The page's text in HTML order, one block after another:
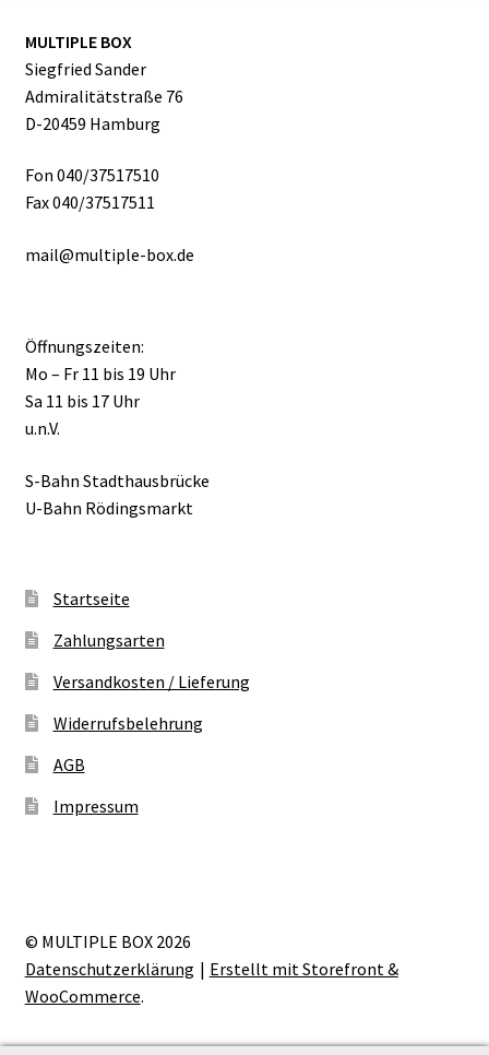
MULTIPLE BOX
Siegfried Sander
Admiralitätstraße 76
D-20459 Hamburg
Fon 040/37517510
Fax 040/37517511
mail@multiple-box.de
Öffnungszeiten:
Mo – Fr 11 bis 19 Uhr
Sa 11 bis 17 Uhr
u.n.V.
S-Bahn Stadthausbrücke
U-Bahn Rödingsmarkt
Startseite
Zahlungsarten
Versandkosten / Lieferung
Widerrufsbelehrung
AGB
Impressum
© MULTIPLE BOX 2026
Datenschutzerklärung
Erstellt mit Storefront &
WooCommerce.